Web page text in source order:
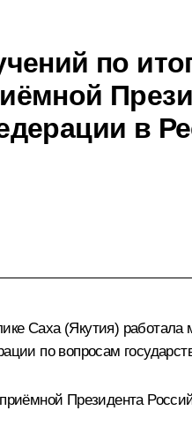
по
в
Саха (Якутия)
по вопросам
Президента